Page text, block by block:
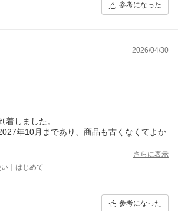
参考になった
2026/04/30
着しました。
年10月まであり、商品も古くなくてよか
っていて、まだこの商品を開けていないの
さらに表示
｜はじめて
参考になった